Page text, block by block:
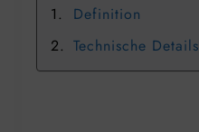
Definition
Technische Details